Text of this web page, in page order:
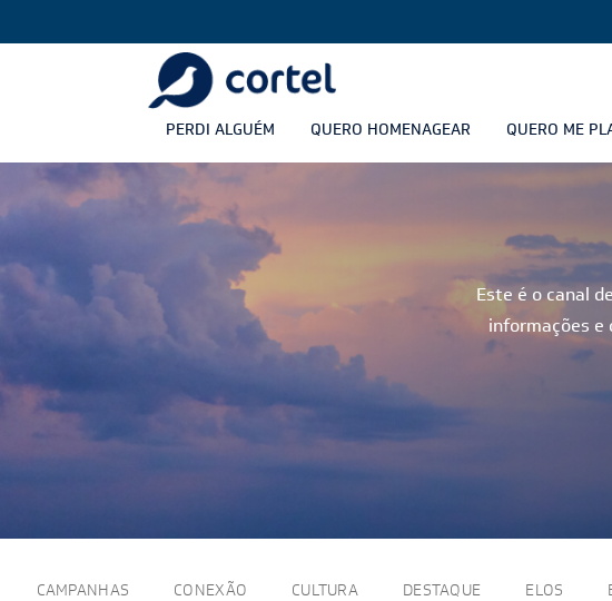
PERDI ALGUÉM QUERO HOMENAGEAR QUERO ME
Este é o canal
informações e
CAMPANHAS
CONEXÃO
CULTURA
DESTAQUE
ELOS